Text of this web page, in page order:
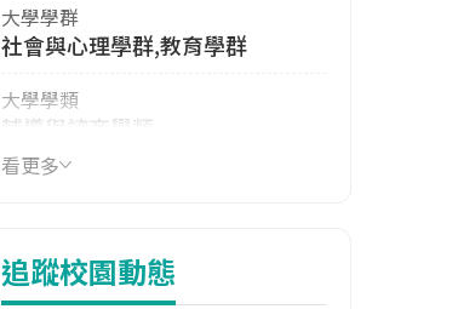
大學學群
社會與心理學群,教育學群
大學學類
輔導與諮商學類
114年學費
114年雜費
6,400 元/學期
看更多
追蹤校園動態